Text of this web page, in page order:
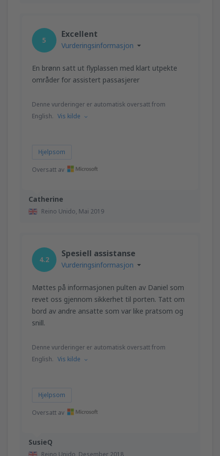
Catherine
Reino Unido, Mai 2019
5
Excellent
Vurderingsinformasjon
En brønn satt ut flyplassen med klart utpekte
områder for assistert passasjerer
Denne vurderinger er automatisk oversatt from
English. Vis kilde
Hjelpsom
Oversatt av
SusieQ
Reino Unido, Desember 2018
4.2
Spesiell assistanse
Vurderingsinformasjon
Møttes på informasjonen pulten av Daniel som
revet oss gjennom sikkerhet til porten. Tatt om
bord av andre ansatte som var like pratsom og
snill.
Denne vurderinger er automatisk oversatt from
English. Vis kilde
Hjelpsom
Oversatt av